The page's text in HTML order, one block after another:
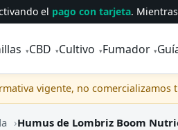
el pago con tarjeta.
▾CBD ▾Cultivo ▾Fumador ▾
vigente, no
›Humus de Lombriz Boom